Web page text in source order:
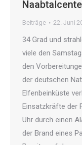
Beiträge 22. Juni
34 Grad und
viele den
den
der deutschen
Elfenbeinküste
Einsatzkräfte der
Uhr durch einen
der Brand eines